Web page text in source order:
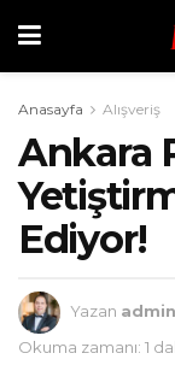
Anasayfa Alışveriş
Ankara
Ediyor!
Yazan admin
Okuma zamanı: 1